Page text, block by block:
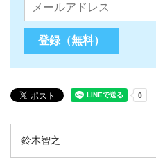
鈴木智之